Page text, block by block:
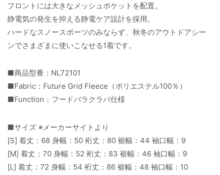
フロントには大きなメッシュポケットを配置。
静電気の発生を抑える静電ケア設計を採用。
ハードなスノースポーツのみならず、秋冬のアウトドアシー
ンでさまざまに使いこなせる1着です。
■商品型番：NL72101
■Fabric：Future Grid Fleece（ポリエステル100％）
■Function：フードバラクラバ仕様
■サイズ ※メーカーサイトより
[S] 着丈：68 身幅：50 裄丈：80 裾幅：44 袖口幅：9
[M] 着丈：70 身幅：52 裄丈：83 裾幅：46 袖口幅：9
[L] 着丈：72 身幅：54 裄丈：86 裾幅：48 袖口幅：10